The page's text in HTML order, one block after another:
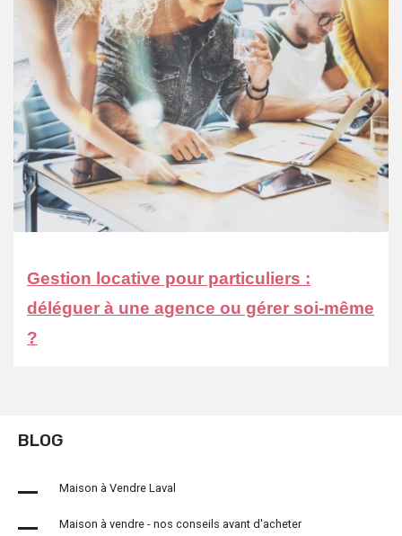
Gestion locative pour particuliers :
déléguer à une agence ou gérer soi-même
?
BLOG
Maison à Vendre Laval
Maison à vendre - nos conseils avant d'acheter